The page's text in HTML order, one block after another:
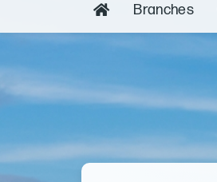
Branches